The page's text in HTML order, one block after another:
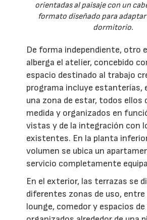
orientadas al paisaje con un
formato diseñado para adaptar
dormitorio.
De forma independiente, otro
alberga el atelier, concebido
espacio destinado al trabajo
programa incluye estanterías,
una zona de estar, todos ellos
medida y organizados en
vistas y de la integración con
existentes. En la planta
volumen se ubica un
servicio completamente
En el exterior, las terrazas se
diferentes zonas de uso, entre
lounge, comedor y espacios